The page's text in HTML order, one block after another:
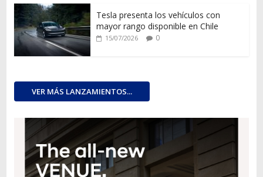
Tesla presenta los vehículos con
mayor rango disponible en Chile
15/07/2026 0
VER MÁS LANZAMIENTOS...